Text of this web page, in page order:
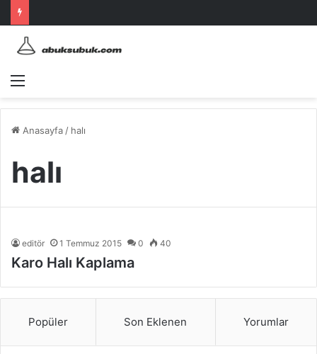
Menü
Anasayfa / halı
halı
editör 1 Temmuz 2015 0 40
Karo Halı Kaplama
Popüler Son Eklenen Yorumlar